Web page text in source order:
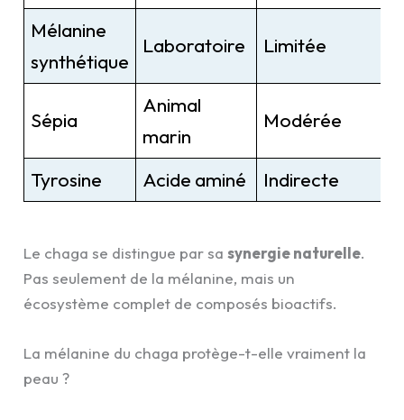
Mélanine
synthétique
Laboratoire Limitée
Sépia
Animal
marin
Modérée
Tyrosine Acide aminé Indirecte
Le chaga se distingue par sasynergie naturelle.
Pas seulement de la mélanine, mais un
écosystème complet de composés bioactifs.
La mélanine du chaga protège-t-elle vraiment la
peau ?